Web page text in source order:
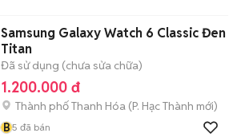
Samsung Galaxy Watch 6 Classic Đen
Titan
Đã sử dụng (chưa sửa chữa)
1.200.000 đ
Thành phố Thanh Hóa (P. Hạc Thành mới)
B5 đã bán